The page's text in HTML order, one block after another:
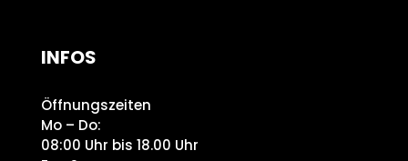
INFOS
Öffnungszeiten
Mo – Do:
08:00 Uhr bis 18.00 Uhr